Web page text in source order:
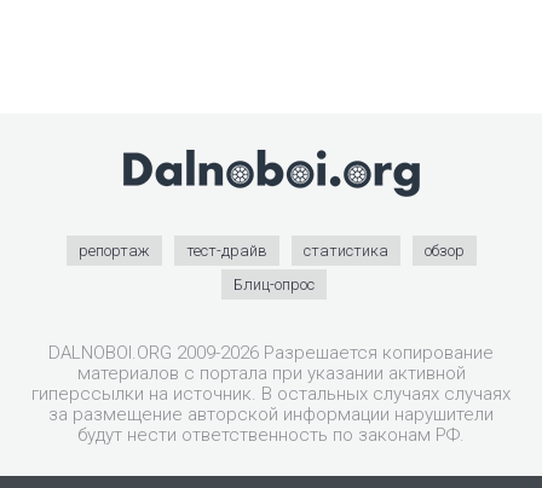
репортаж тест-драйв статистика
обзор
Блиц-опрос
DALNOBOI.ORG 2009-2026 Разрешается копирование
материалов с портала при указании активной
гиперссылки на источник. В остальных случаях случаях
за размещение авторской информации нарушители
будут нести ответственность по законам РФ.